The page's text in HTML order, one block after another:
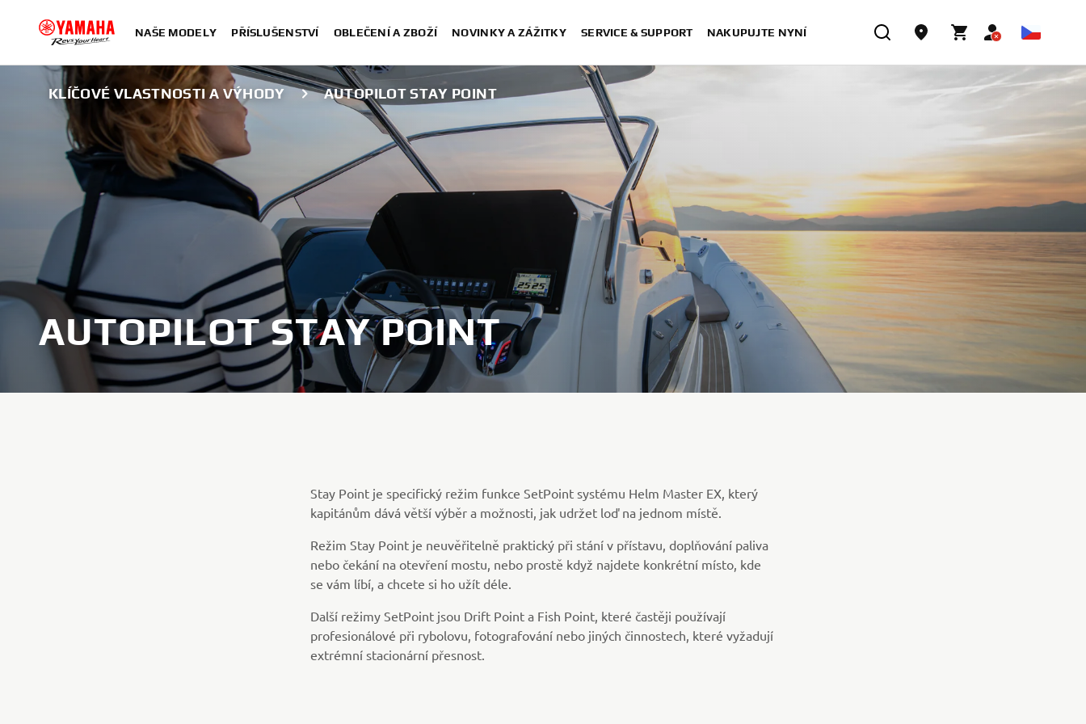
NAŠE MODELY PŘÍSLUŠENSTVÍ OBLEČENÍ A ZBOŽÍ NOVINKY A ZÁŽITKY SERVICE & SUPPORT NAKUPUJTE NYNÍ
KLÍČOVÉ VLASTNOSTI A VÝHODY AUTOPILOT STAY POINT
AUTOPILOT STAY POINT
Stay Point je specifický režim funkce SetPoint systému Helm Master EX, který
kapitánům dává větší výběr a možnosti, jak udržet loď na jednom místě.
Režim Stay Point je neuvěřitelně praktický při stání v přístavu, doplňování paliva
nebo čekání na otevření mostu, nebo prostě když najdete konkrétní místo, kde
se vám líbí, a chcete si ho užít déle.
Další režimy SetPoint jsou Drift Point a Fish Point, které častěji používají
profesionálové při rybolovu, fotografování nebo jiných činnostech, které vyžadují
extrémní stacionární přesnost.